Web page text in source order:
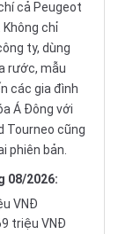
cả Peugeot
Không chỉ
ty, dùng
rước, mẫu
các gia đình
Á Đông với
Tourneo cũng
phiên bản.
08/2026:
VNĐ
triệu VNĐ